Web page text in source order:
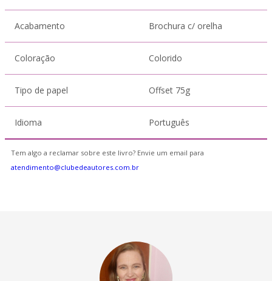
Acabamento Brochura c/ orelha
Coloração Colorido
Tipo de papel Offset 75g
Idioma Português
Tem algo a reclamar sobre este livro? Envie um email para
atendimento@clubedeautores.com.br